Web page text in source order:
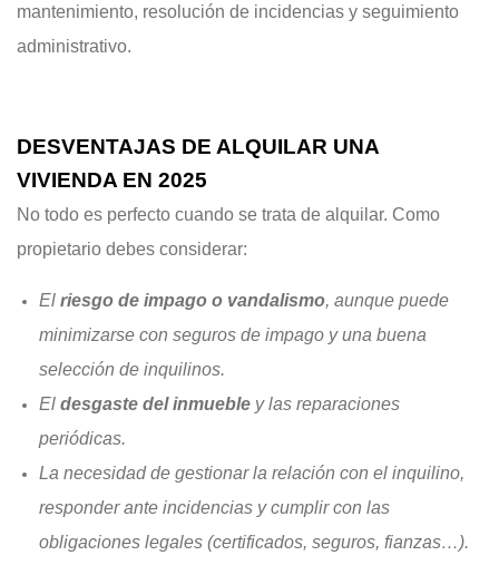
mantenimiento, resolución de incidencias y seguimiento
administrativo.
DESVENTAJAS DE ALQUILAR UNA
VIVIENDA EN 2025
No todo es perfecto cuando se trata de alquilar. Como
propietario debes considerar:
El riesgo de impago o vandalismo, aunque puede
minimizarse con seguros de impago y una buena
selección de inquilinos.
El desgaste del inmueble y las reparaciones
periódicas.
La necesidad de gestionar la relación con el inquilino,
responder ante incidencias y cumplir con las
obligaciones legales (certificados, seguros, fianzas…).